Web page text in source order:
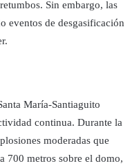
Sin embargo, las
eventos de desgasificación
María-Santiaguito
continua. Durante la
moderadas que
700 metros sobre el domo,